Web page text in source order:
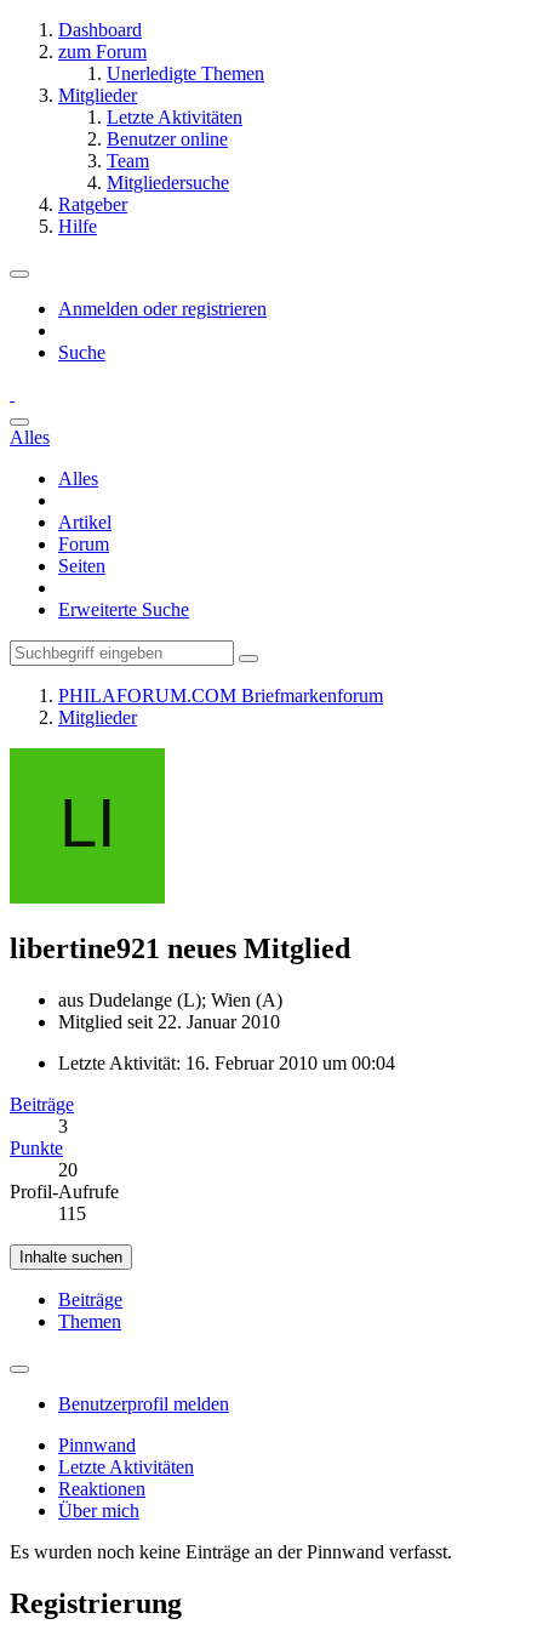
Dashboard
zum Forum
Unerledigte Themen
Mitglieder
Letzte Aktivitäten
Benutzer online
Team
Mitgliedersuche
Ratgeber
Hilfe
Anmelden oder registrieren
Suche
Alles
Alles
Artikel
Forum
Seiten
Erweiterte Suche
PHILAFORUM.COM Briefmarkenforum
Mitglieder
libertine921 neues Mitglied
aus Dudelange (L); Wien (A)
Mitglied seit 22. Januar 2010
Letzte Aktivität: 16. Februar 2010 um 00:04
Beiträge
3
Punkte
20
Profil-Aufrufe
115
Inhalte suchen
Beiträge
Themen
Benutzerprofil melden
Pinnwand
Letzte Aktivitäten
Reaktionen
Über mich
Es wurden noch keine Einträge an der Pinnwand verfasst.
Registrierung